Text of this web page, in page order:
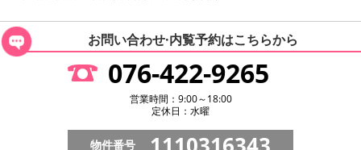
お問い合わせ·内覧予約はこちらから
076-422-9265
営業時間：9:00～18:00
定休日：水曜
物件番号